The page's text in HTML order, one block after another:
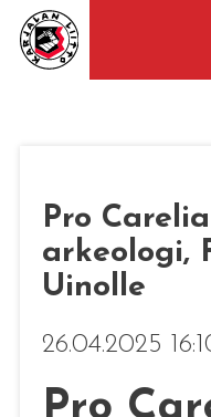
Pro
arkeologi,
Uinolle
26.04.2025
Pro